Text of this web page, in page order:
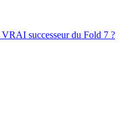
successeur du Fold 7 ?